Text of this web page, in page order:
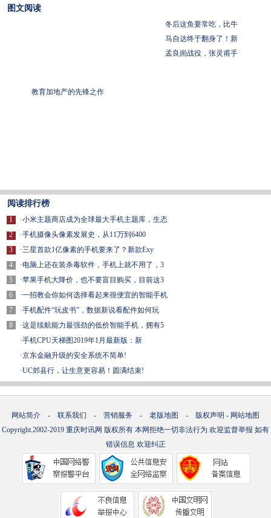
图文阅读
教育加地产的先锋之作
冬后这鱼要常吃，比牛
马自达终于翻身了！新
孟良崮战役，张灵甫手
阅读排行榜
1
2
3
4
5
6
7
8
·小米主题商店成为全球最大手机主题库，生态
·手机摄像头像素发展史，从11万到6400
·三星首款1亿像素的手机要来了？新款Exy
·电脑上还在装杀毒软件，手机上就不用了，3
·苹果手机大降价，也不要盲目购买，目前这3
·一招教会你如何选择看起来很便宜的智能手机
·手机配件“玩皮书”，数据新说看配件如何玩
·这是续航能力最强劲的低价智能手机，拥有5
·手机CPU天梯图2019年1月最新版：新
·京东金融升级的安全系统不简单!
·UC郊县行，让生意更容易！圆满结束!
网站简介 - 联系我们 - 营销服务 - 老版地图 - 版权声明 - 网站地图
Copyright.2002-2019 重庆时讯网 版权所有 本网拒绝一切非法行为 欢迎监督举报 如有
错误信息 欢迎纠正